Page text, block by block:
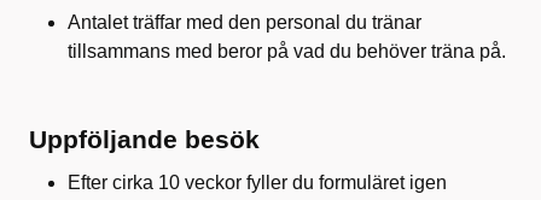
Antalet träffar med den personal du tränar
tillsammans med beror på vad du behöver träna på.
Uppföljande besök
Efter cirka 10 veckor fyller du formuläret igen